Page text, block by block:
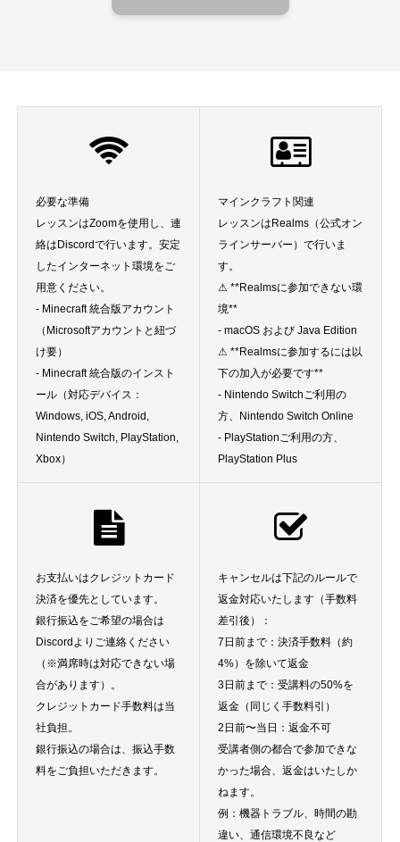
必要な準備
レッスンはZoomを使用し、連
絡はDiscordで行います。安定
したインターネット環境をご
用意ください。
- Minecraft 統合版アカウント
（Microsoftアカウントと紐づ
け要）
- Minecraft 統合版のインスト
ール（対応デバイス：
Windows, iOS, Android,
Nintendo Switch, PlayStation,
Xbox）
マインクラフト関連
レッスンはRealms（公式オン
ラインサーバー）で行いま
す。
⚠ **Realmsに参加できない環
境**
- macOS および Java Edition
⚠ **Realmsに参加するには以
下の加入が必要です**
- Nintendo Switchご利用の
方、Nintendo Switch Online
- PlayStationご利用の方、
PlayStation Plus
お支払いはクレジットカード
決済を優先としています。
銀行振込をご希望の場合は
Discordよりご連絡ください
（※満席時は対応できない場
合があります）。
クレジットカード手数料は当
社負担。
銀行振込の場合は、振込手数
料をご負担いただきます。
キャンセルは下記のルールで
返金対応いたします（手数料
差引後）：
7日前まで：決済手数料（約
4%）を除いて返金
3日前まで：受講料の50%を
返金（同じく手数料引）
2日前〜当日：返金不可
受講者側の都合で参加できな
かった場合、返金はいたしか
ねます。
例：機器トラブル、時間の勘
違い、通信環境不良など